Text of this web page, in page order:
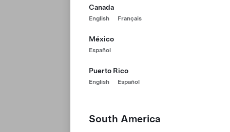
Canada
English Français
México
Español
Puerto Rico
English Español
South America